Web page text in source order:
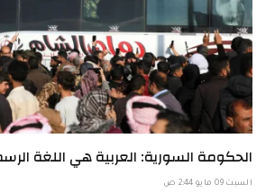
الحكومة السورية: العربية هي اللغة
السبت 09 مايو 2:44 ص